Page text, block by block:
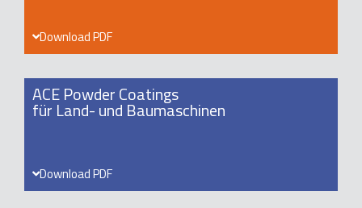
Download PDF
ACE Powder Coatings
für Land- und Baumaschinen
Download PDF